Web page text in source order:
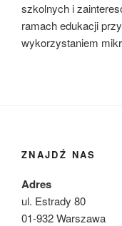
szkolnych i
ramach edukacji
wykorzystaniem
ZNAJDŹ NAS
Adres
ul. Estrady 80
01-932 Warszawa